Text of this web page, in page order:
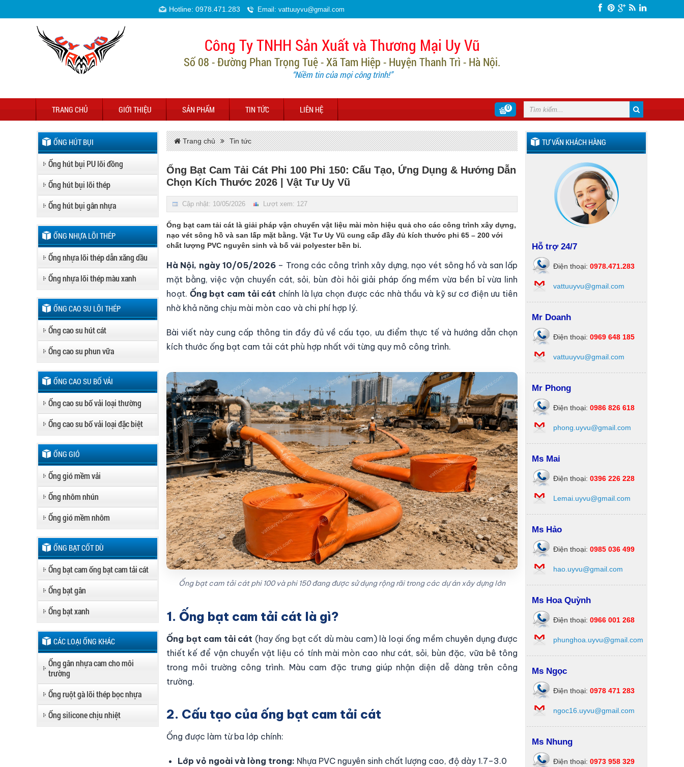
Hotline: 0978.471.283 Email: vattuuyvu@gmail.com
Công Ty TNHH Sản Xuất và Thương Mại Uy Vũ
Số 08 - Đường Phan Trọng Tuệ - Xã Tam Hiệp - Huyện Thanh Trì - Hà Nội.
“Niềm tin của mọi công trình!”
TRANG CHỦ GIỚI THIỆU SẢN PHẨM TIN TỨC LIÊN HỆ 0
ỐNG HÚT BỤI
Ống hút bụi PU lõi đồng
Ống hút bụi lõi thép
Ống hút bụi gân nhựa
ỐNG NHỰA LÕI THÉP
Ống nhựa lõi thép dẫn xăng dầu
Ống nhựa lõi thép màu xanh
ỐNG CAO SU LÕI THÉP
Ống cao su hút cát
Ống cao su phun vữa
ỐNG CAO SU BỐ VẢI
Ống cao su bố vải loại thường
Ống cao su bố vải loại đặc biệt
ỐNG GIÓ
Ống gió mềm vải
Ống nhôm nhún
Ống gió mềm nhôm
ỐNG BẠT CỐT DÙ
Ống bạt cam ống bạt cam tải cát
Ống bạt gân
Ống bạt xanh
CÁC LOẠI ỐNG KHÁC
Ống gân nhựa cam cho môi
trường
Ống ruột gà lõi thép bọc nhựa
Ống silicone chịu nhiệt
Trang chủ Tin tức
Ống Bạt Cam Tải Cát Phi 100 Phi 150: Cấu Tạo, Ứng Dụng & Hướng Dẫn
Chọn Kích Thước 2026 | Vật Tư Uy Vũ
Cập nhật: 10/05/2026 Lượt xem: 127
Ống bạt cam tải cát là giải pháp vận chuyển vật liệu mài mòn hiệu quả cho các công trình xây dựng,
nạo vét sông hồ và san lấp mặt bằng. Vật Tư Uy Vũ cung cấp đầy đủ kích thước phi 65 – 200 với
chất lượng PVC nguyên sinh và bố vải polyester bền bỉ.
Hà Nội, ngày 10/05/2026 – Trong các công trình xây dựng, nạo vét sông hồ và san lấp
mặt bằng, việc vận chuyển cát, sỏi, bùn đòi hỏi giải pháp ống mềm vừa bền bỉ vừa linh
hoạt. Ống bạt cam tải cát chính là lựa chọn được các nhà thầu và kỹ sư cơ điện ưu tiên
nhờ khả năng chịu mài mòn cao và chi phí hợp lý.
Bài viết này cung cấp thông tin đầy đủ về cấu tạo, ưu điểm thực tế và hướng dẫn chọn
kích thước ống bạt cam tải cát phù hợp nhất với từng quy mô công trình.
Ống bạt cam tải cát phi 100 và phi 150 đang được sử dụng rộng rãi trong các dự án xây dựng lớn
1. Ống bạt cam tải cát là gì?
Ống bạt cam tải cát (hay ống bạt cốt dù màu cam) là loại ống mềm chuyên dụng được
thiết kế để vận chuyển vật liệu có tính mài mòn cao như cát, sỏi, bùn đặc, vữa bê tông
trong môi trường công trình. Màu cam đặc trưng giúp nhận diện dễ dàng trên công
trường.
2. Cấu tạo của ống bạt cam tải cát
Ống được làm từ ba lớp chính:
Lớp vỏ ngoài và lòng trong: Nhựa PVC nguyên sinh chất lượng cao, độ dày 1.7–3.0
TƯ VẤN KHÁCH HÀNG
Hỗ trợ 24/7
Điện thoại: 0978.471.283
vattuuyvu@gmail.com
Mr Doanh
Điện thoại: 0969 648 185
vattuuyvu@gmail.com
Mr Phong
Điện thoại: 0986 826 618
phong.uyvu@gmail.com
Ms Mai
Điện thoại: 0396 226 228
Lemai.uyvu@gmail.com
Ms Hảo
Điện thoại: 0985 036 499
hao.uyvu@gmail.com
Ms Hoa Quỳnh
Điện thoại: 0966 001 268
phunghoa.uyvu@gmail.com
Ms Ngọc
Điện thoại: 0978 471 283
ngoc16.uyvu@gmail.com
Ms Nhung
Điện thoại: 0973 958 329